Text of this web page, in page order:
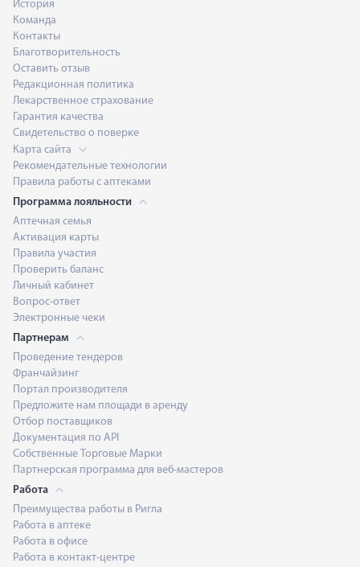
История
Команда
Контакты
Благотворительность
Оставить отзыв
Редакционная политика
Лекарственное страхование
Гарантия качества
Свидетельство о поверке
Карта сайта
Рекомендательные технологии
Правила работы с аптеками
Программа лояльности
Аптечная семья
Активация карты
Правила участия
Проверить баланс
Личный кабинет
Вопрос-ответ
Электронные чеки
Партнерам
Проведение тендеров
Франчайзинг
Портал производителя
Предложите нам площади в аренду
Отбор поставщиков
Документация по API
Собственные Торговые Марки
Партнерская программа для веб-мастеров
Работа
Преимущества работы в Ригла
Работа в аптеке
Работа в офисе
Работа в контакт-центре